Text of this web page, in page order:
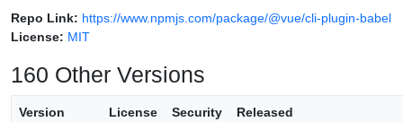
Repo Link: https://www.npmjs.com/package/@vue/cli-plugin-babel
License: MIT
160 Other Versions
Version License Security Released